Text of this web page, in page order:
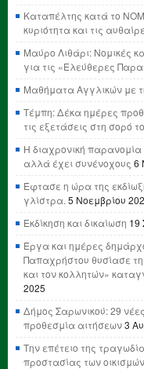
Καταπέλτης κατά το
κυριότητα και τις
Μαύρο Λιθάρι: Νομικές
για τις «Ελεύθερες
Μαθήματα Αγγλικών με
Τέμπη: Δέκα ημέρες
τις εξετάσεις στη σορό
Η διαχρονική
αλλά έχει συνένοχους 6
Έφτασε η ώρα της
γλίστρα. 5 Νοεμβρίου
Εκδίκηση και δικαίωση 19
Έργα και ημέρες
Παπαχρήστου θυσίασε
και τον κολλητών»
2025
Δήμος Σαρωνικού: 29
προθεσμία αιτήσεων3
Την επέτειο της
προστασίας των